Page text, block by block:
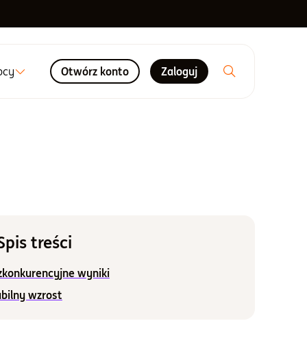
Otwórz konto Zaloguj
treści
wyniki
wzrost